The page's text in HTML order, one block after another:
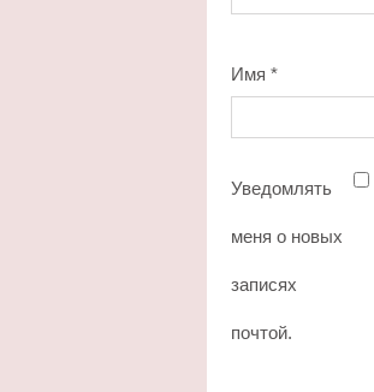
Имя *
Уведомлять
меня о новых
записях
почтой.